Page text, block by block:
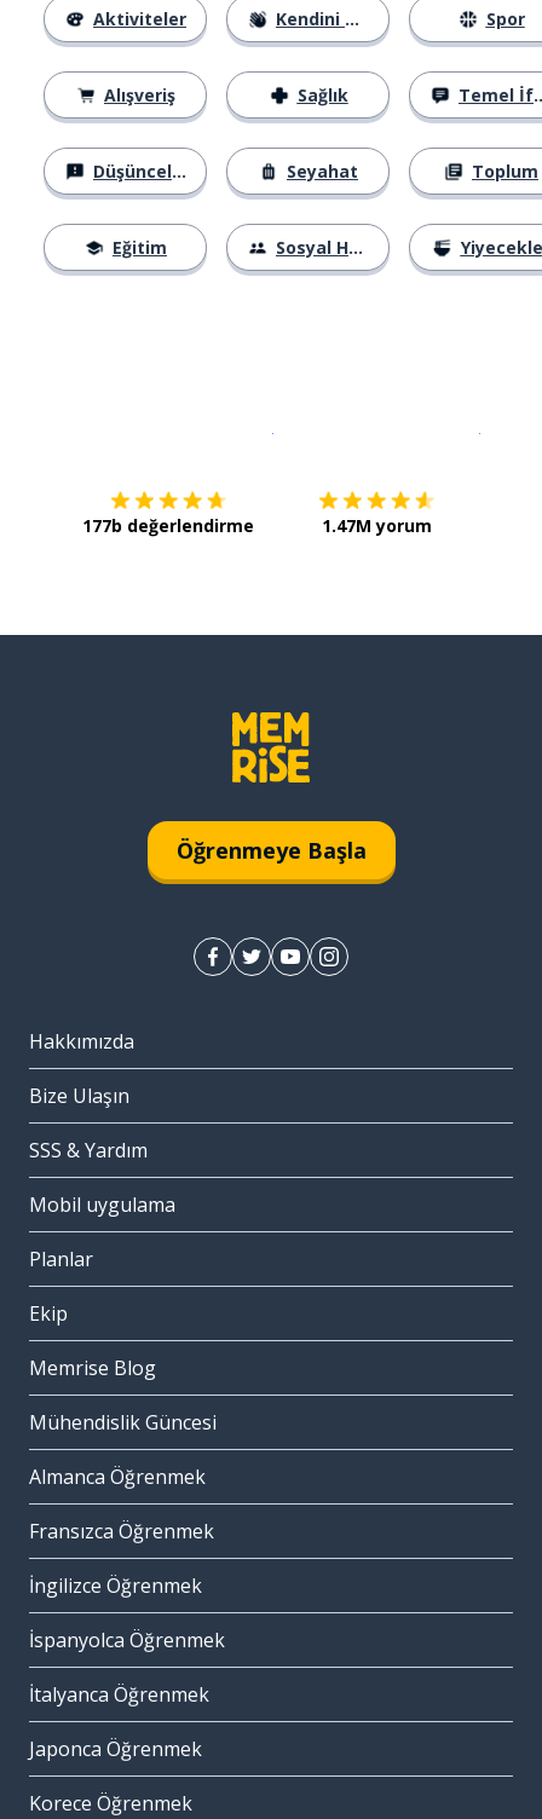
Aktiviteler
Alışveriş
Düşünceler
Eğitim
Kendini Tanıtma
Sağlık
Seyahat
Sosyal Hayat
Spor
Temel İfadeler
Toplum
177b değerlendirme 1.47M yorum
Öğrenmeye Başla
Hakkımızda
Bize Ulaşın
SSS & Yardım
Mobil uygulama
Planlar
Ekip
Memrise Blog
Mühendislik Güncesi
Almanca Öğrenmek
Fransızca Öğrenmek
İngilizce Öğrenmek
İspanyolca Öğrenmek
İtalyanca Öğrenmek
Japonca Öğrenmek
Korece Öğrenmek